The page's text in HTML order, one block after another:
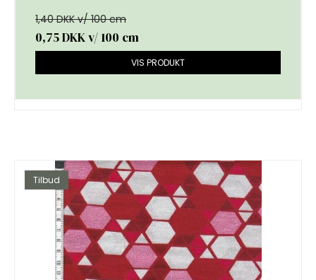
1,40 DKK v/ 100 cm
0,75 DKKv/ 100 cm
VIS PRODUKT
Tilbud